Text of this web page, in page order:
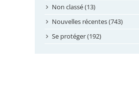
novembre 2023
octobre 2023
septembre 2023
Non classé (13)
Nouvelles récentes (743)
Se protéger (192)